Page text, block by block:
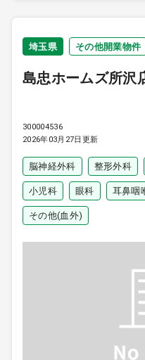
埼玉県 その他開業物件
島忠ホームズ所沢
300004536
2026年03月27日更新
脳神経外科 整形外科
小児科 眼科 耳鼻咽
その他(血外)